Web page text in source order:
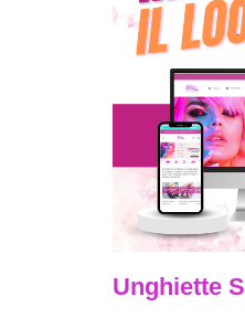
Unghiette